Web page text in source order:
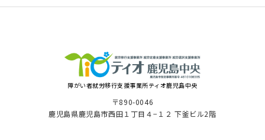
障がい者就労移⾏⽀援事業所ティオ⿅児島中央
〒890-0046
⿅児島県⿅児島市⻄⽥１丁⽬４−１２ 下釜ビル2階